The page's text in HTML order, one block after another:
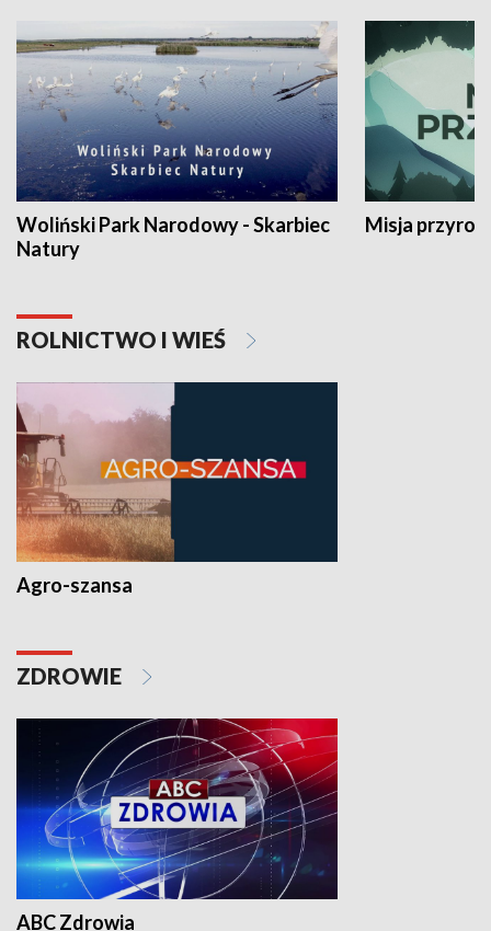
Woliński Park Narodowy - Skarbiec
Natury
Misja
ROLNICTWO I WIEŚ
Agro-szansa
ZDROWIE
ABC Zdrowia